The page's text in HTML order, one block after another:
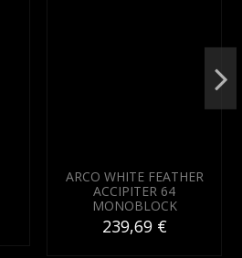
ARCO WHITE FEATHER
ACCIPITER 64
MONOBLOCK
239,69 €